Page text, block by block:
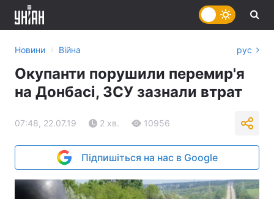
Новини › Війна рус
Окупанти порушили перемир'я
на Донбасі, ЗСУ зазнали втрат
07:48, 22.07.19 2 хв. 10956
Підпишіться на нас в Google